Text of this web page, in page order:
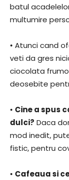
batul
multumire
• Atunci cand
veti da gres
ciocolata
deosebite
• Cine a spus
dulci? Daca
mod inedit,
fistic, pentru
• Cafeaua si